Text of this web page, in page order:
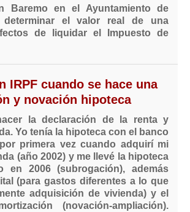
Baremo en el Ayuntamiento de
determinar el valor real de una
de liquidar el Impuesto de
IRPF cuando se hace una
y novación hipoteca
la declaración de la renta y
Yo tenía la hipoteca con el banco
primera vez cuando adquirí mi
(año 2002) y me llevé la hipoteca
en 2006 (subrogación), además
(para gastos diferentes a lo que
adquisición de vivienda) y el
(novación-ampliación).